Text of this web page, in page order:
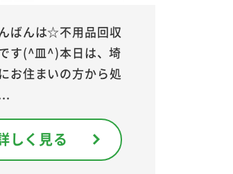
ばんは☆不用品回収
す(^皿^)本日は、埼
お住まいの方から処
しく見る